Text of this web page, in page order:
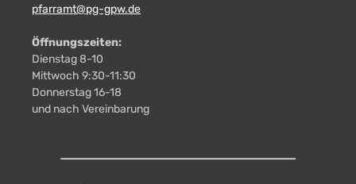
pfarramt@pg-gpw.de
Öffnungszeiten:
Dienstag 8-10
Mittwoch 9:30-11:30
Donnerstag 16-18
und nach Vereinbarung